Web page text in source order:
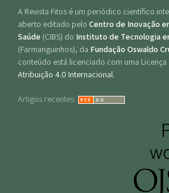
A Revista Fitos é um periódico científico
aberto editado pelo Centro de Inovação
Saúde (CIBS) do Instituto de Tecnologia
(Farmanguinhos), da Fundação Oswaldo
conteúdo está licenciado com uma Licença
Atribuição 4.0 Internacional.
Artigos recentes: